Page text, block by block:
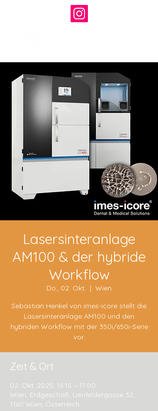
Lasersinteranlage
AM100 & der hybride
Workflow
Do., 02. Okt.
  |
Wien
Sebastian Henkel von imes-icore stellt die
Lasersinteranlage AM100 und den
hybriden Workflow mit der 350i/650i-Serie
vor.
Zeit & Ort
02. Okt. 2025, 16:15 – 17:00
Wien, Erdgeschoß, Lienfeldergasse 32,
1160 Wien, Österreich